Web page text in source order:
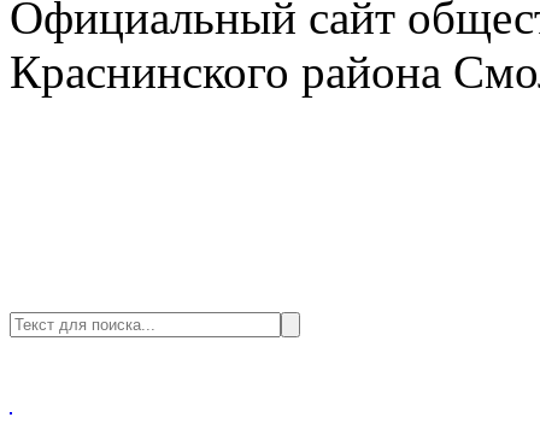
Официальный сайт
Краснинского района